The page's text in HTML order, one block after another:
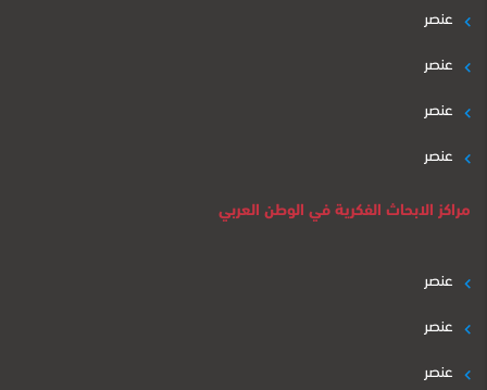
عنصر
عنصر
عنصر
عنصر
مراكز الابحاث الفكرية في الوطن العربي
عنصر
عنصر
عنصر